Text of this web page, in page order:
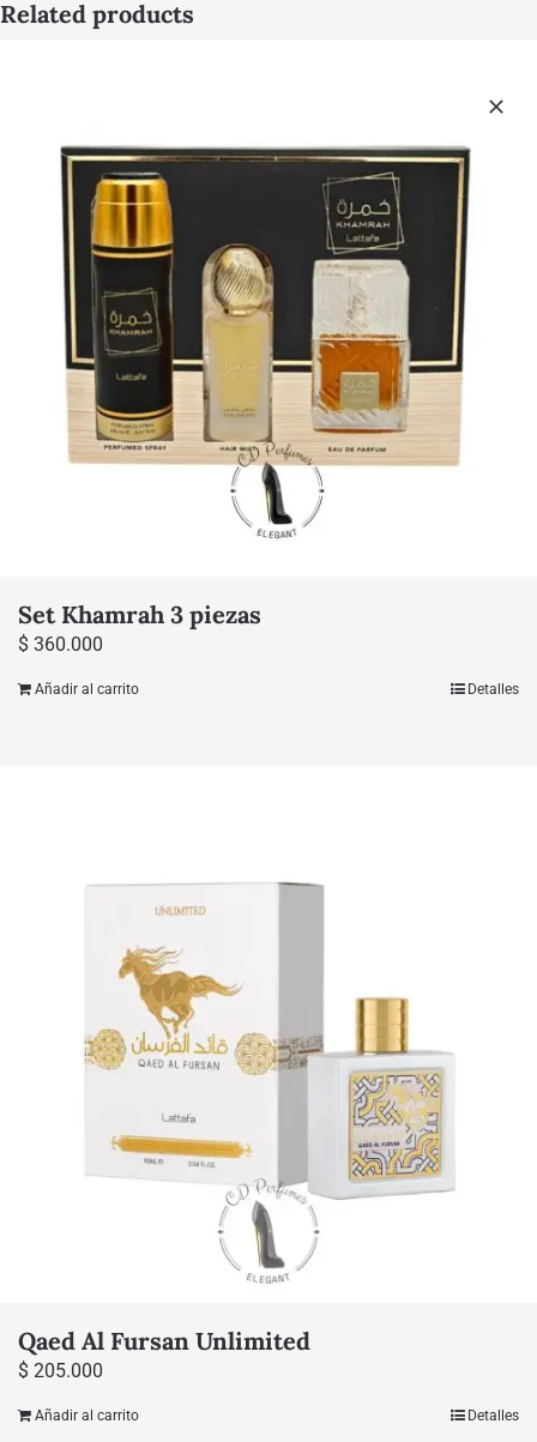
Related products
Set Khamrah 3 piezas
$ 360.000
Añadir al carrito Detalles
Qaed Al Fursan Unlimited
$ 205.000
Añadir al carrito Detalles